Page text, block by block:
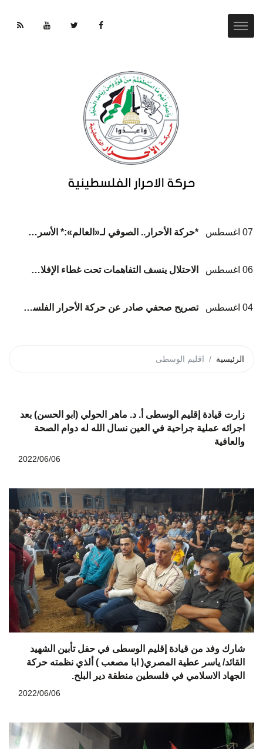
07 اغسطس *حركة الأحرار.. الصوفي لـ«العالم»:* الأسرى يواجهون كارثة إنسانية ممنهجة داخل سجون الاحتلال
06 اغسطس الاحتلال ينسف التفاهمات تحت غطاء الإفلات من العقاب... وعلى الوسطاء الانتقال من الإدانة إلى الإلزام*
04 اغسطس تصريح صحفي صادر عن حركة الأحرار الفلسطينية بشأن تشيع شهداء عائلة أبوشريعة والحساينة
الرئيسية اقليم الوسطى
زارت قيادة إقليم الوسطى أ. د. ماهر الحولي (ابو الحسن) بعد
اجرائه عملية جراحية في العين نسال الله له دوام الصحة
والعافية
شارك وفد من قيادة إقليم الوسطى في حفل تأبين الشهيد
القائد/ ياسر عطية المصري( ابا مصعب ) ألذي نظمته حركة
الجهاد الاسلامي في فلسطين منطقة دير البلح.